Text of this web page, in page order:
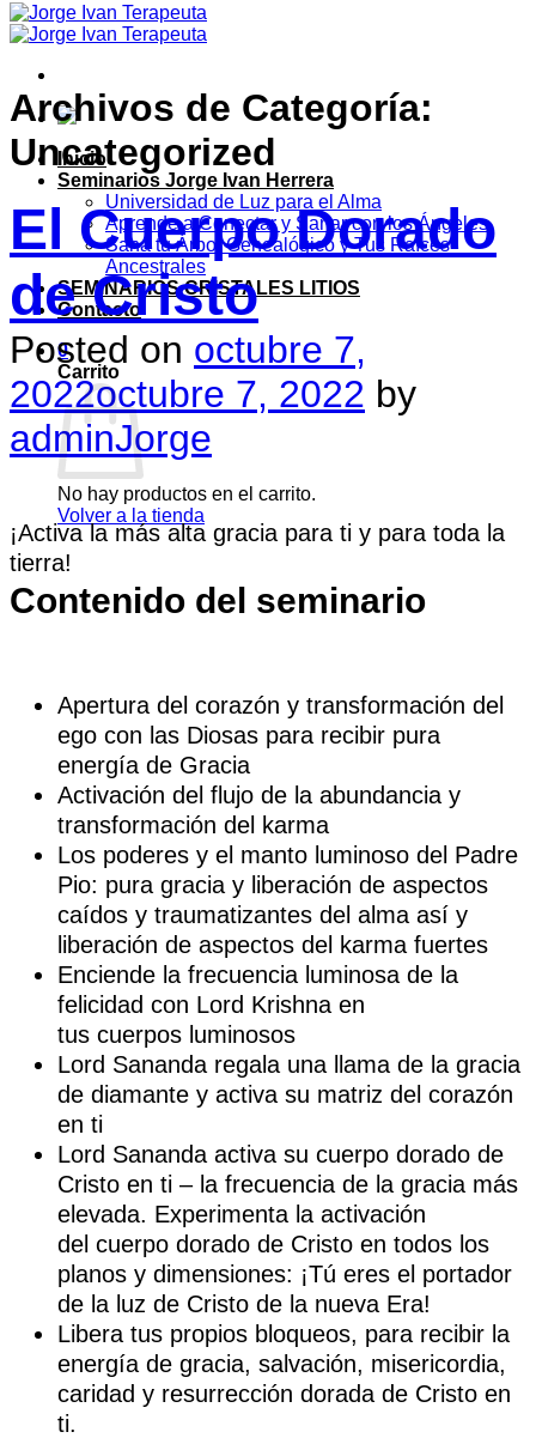
Saltar
al
Inicio
Seminarios Jorge Ivan Herrera
Universidad de Luz para el Alma
Aprende a Conectar y Sanar con los Ángeles
Sana tu Árbol Genealógico y Tus Raíces
Ancestrales
SEMINARIOS CRISTALES LITIOS
Contacto
0
Carrito
No hay productos en el carrito.
Volver a la tienda
Archivos de Categoría:
Uncategorized
El Cuerpo Dorado
de Cristo
Posted on octubre 7,
2022octubre 7, 2022 by
adminJorge
¡Activa la más alta gracia para ti y para toda la
tierra!
Contenido del seminario
Apertura del corazón y transformación del
ego con las Diosas para recibir pura
energía de Gracia
Activación del flujo de la abundancia y
transformación del karma
Los poderes y el manto luminoso del Padre
Pio: pura gracia y liberación de aspectos
caídos y traumatizantes del alma así y
liberación de aspectos del karma fuertes
Enciende la frecuencia luminosa de la
felicidad con Lord Krishna en
tus cuerpos luminosos
Lord Sananda regala una llama de la gracia
de diamante y activa su matriz del corazón
en ti
Lord Sananda activa su cuerpo dorado de
Cristo en ti – la frecuencia de la gracia más
elevada. Experimenta la activación
del cuerpo dorado de Cristo en todos los
planos y dimensiones: ¡Tú eres el portador
de la luz de Cristo de la nueva Era!
Libera tus propios bloqueos, para recibir la
energía de gracia, salvación, misericordia,
caridad y resurrección dorada de Cristo en
ti.